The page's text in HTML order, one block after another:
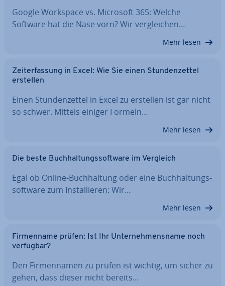
Google Workspace vs. Microsoft 365: Welche
Software hat die Nase vorn? Wir ver­glei­chen…
Mehr lesen
Zeit­er­fas­sung in Excel: Wie Sie einen Stun­den­zet­tel
erstellen
Einen Stun­den­zet­tel in Excel zu erstellen ist gar nicht
so schwer. Mittels einiger Formeln…
Mehr lesen
Die beste Buch­hal­tungs­soft­ware im Vergleich
Egal ob Online-Buch­hal­tung oder eine Buch­hal­tungs­
soft­ware zum In­stal­lie­ren: Wir…
Mehr lesen
Fir­men­na­me prüfen: Ist Ihr Un­ter­neh­mens­na­me noch
verfügbar?
Den Fir­men­na­men zu prüfen ist wichtig, um sicher zu
gehen, dass dieser nicht bereits…